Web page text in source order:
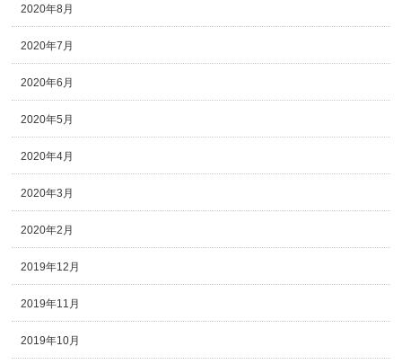
2020年8月
2020年7月
2020年6月
2020年5月
2020年4月
2020年3月
2020年2月
2019年12月
2019年11月
2019年10月